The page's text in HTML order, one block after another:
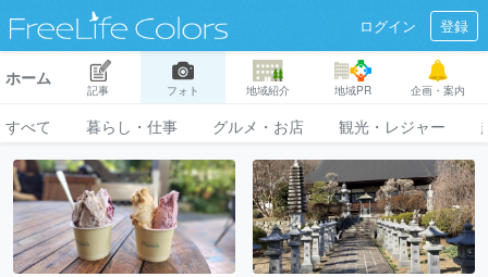
ログイン 登録
ホーム
記事 フォト 地域紹介 地域PR 企画・案内
すべて 暮らし・仕事 グルメ・お店 観光・レジャー